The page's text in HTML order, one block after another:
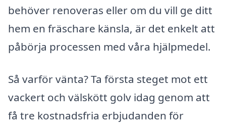
behöver renoveras eller om du vill ge ditt
hem en fräschare känsla, är det enkelt att
påbörja processen med våra hjälpmedel.
Så varför vänta? Ta första steget mot ett
vackert och välskött golv idag genom att
få tre kostnadsfria erbjudanden för